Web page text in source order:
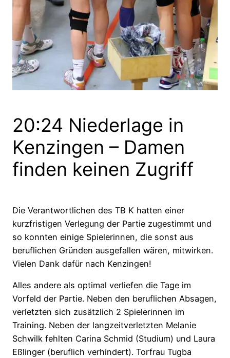
20:24 Niederlage in
Kenzingen – Damen
finden keinen Zugriff
Die Verantwortlichen des TB K hatten einer
kurzfristigen Verlegung der Partie zugestimmt und
so konnten einige Spielerinnen, die sonst aus
beruflichen Gründen ausgefallen wären, mitwirken.
Vielen Dank dafür nach Kenzingen!
Alles andere als optimal verliefen die Tage im
Vorfeld der Partie. Neben den beruflichen Absagen,
verletzten sich zusätzlich 2 Spielerinnen im
Training. Neben der langzeitverletzten Melanie
Schwilk fehlten Carina Schmid (Studium) und Laura
Eßlinger (beruflich verhindert). Torfrau Tugba